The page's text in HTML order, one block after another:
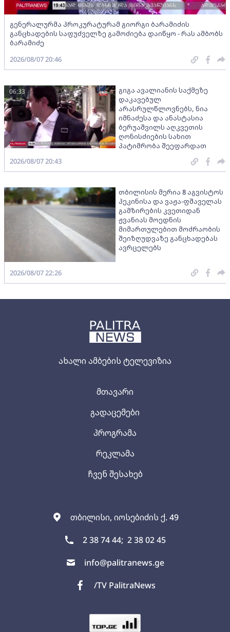
ახალი ამბების ტელევიზია
თბილისი, იოსებიძის ქ. 49
2 38 74 44; 2 38 02 45
info@palitranews.ge
/TV PalitraNews
მთავარი
გადაცემები
პროგრამა
რეკლამა
ჩვენ შესახებ
გენერალურმა პროკურატურამ გიორგი ბარამიძის
განცხადების საფუძველზე გამოძიება დაიწყო - რას ამბობს
ბარამიძე
2026/08/07 20:46
გიგა ავალიანის საქმეზე
დაკავებულ
არასრულწლოვნებს, ნია
იმნაძესა და ანასტასია
ბერუაშვილს აღკვეთის
ღონისძიების სახით
პატიმრობა შეეფარდათ
06:33
2026/08/07 20:43
თბილისის მერია 8 აგვისტოს
პეკინისა და ვაჟა-ფშაველას
გამზირების კვეთიდან
ჟვანიას მოედნის
მიმართულებით მოძრაობის
შეიზღუდვაზე განცხადებას
ავრცელებს
2026/08/07 22:26